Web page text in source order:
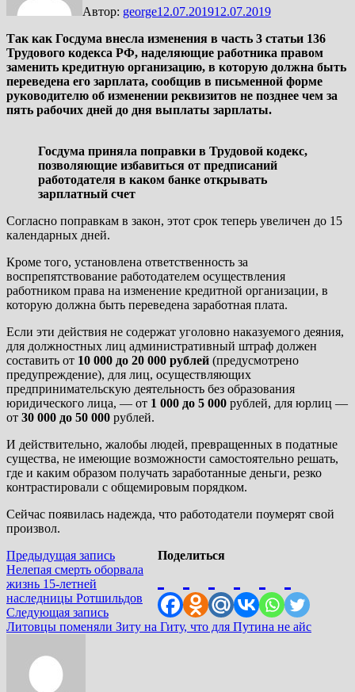
Автор: george12.07.201912.07.2019
Так как Госдума внесла изменения в часть 3 статьи 136
Трудового кодекса РФ, наделяющие работника правом
заменить кредитную организацию, в которую должна быть
переведена его зарплата, сообщив в письменной форме
руководителю об изменении реквизитов не позднее чем за
пять рабочих дней до дня выплаты зарплаты.
Госдума приняла поправки в Трудовой кодекс,
позволяющие избавиться от предписаний
работодателя в каком банке открывать
зарплатный счет
Согласно поправкам в закон, этот срок теперь увеличен до 15
календарных дней.
Кроме того, установлена ответственность за
воспрепятствование работодателем осуществления
работником права на изменение кредитной организации, в
которую должна быть переведена заработная плата.
Если эти действия не содержат уголовно наказуемого деяния,
для должностных лиц административный штраф должен
составить от 10 000 до 20 000 рублей (предусмотрено
предупреждение), для лиц, осуществляющих
предпринимательскую деятельность без образования
юридического лица, — от 1 000 до 5 000 рублей, для юрлиц —
от 30 000 до 50 000 рублей.
И действительно, жалобы людей, превращенных в податные
существа, не имеющие возможности самостоятельно решать,
где и каким образом получать заработанные деньги, резко
контрастировали с общемировым порядком.
Сейчас появилась надежда, что работодатели поумерят свой
произвол.
Поделиться
Навигация
по
записям
Предыдущая записьПредыдущая
запись:
Нелепая смерть оборвала
жизнь 15-летней
наследницы Ротшильдов
Следующая записьСледующая
запись:
Литовцы поменяли Зиту на Гиту, что для Путина не айс